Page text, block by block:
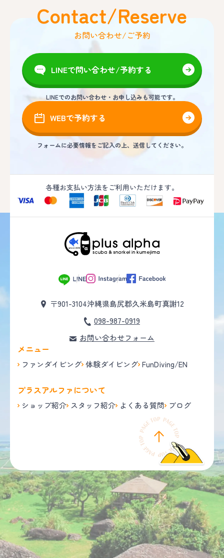
Contact/Reserve
お問い合わせ/ご予約
LINEで問い合わせ/予約する
LINEでのお問い合わせ・お申し込みも可能です。
WEBで予約する
フォームに必要情報をご記入の上、送信してください。
各種お支払い方法をご利用いただけます。
〒901-3104沖縄県島尻郡久米島町真謝12
098-987-0919
お問い合わせフォーム
メニュー
ファンダイビング 体験ダイビング FunDiving/EN
プラスアルファについて
ショップ紹介 スタッフ紹介 よくある質問 ブログ